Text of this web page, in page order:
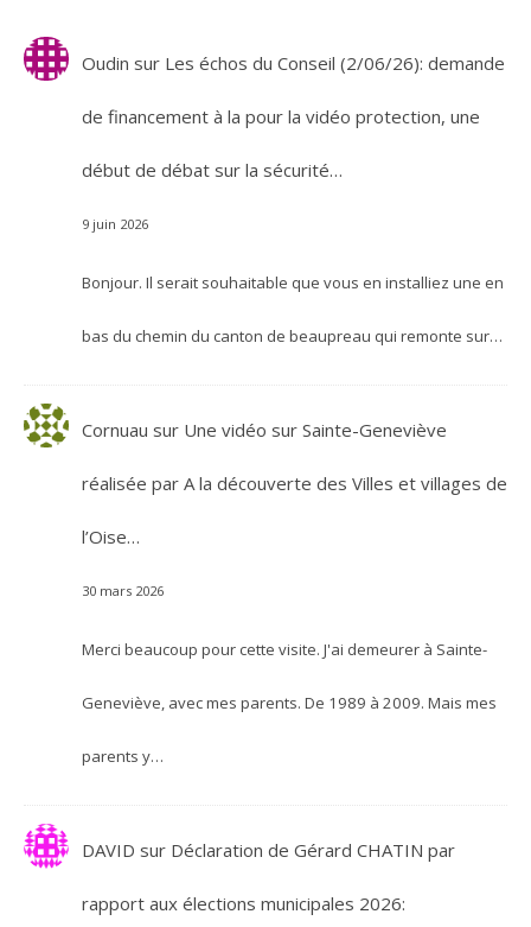
Oudin sur Les échos du Conseil (2/06/26): demande
de financement à la pour la vidéo protection, une
début de débat sur la sécurité…
9 juin 2026
Bonjour. Il serait souhaitable que vous en installiez une en
bas du chemin du canton de beaupreau qui remonte sur…
Cornuau sur Une vidéo sur Sainte-Geneviève
réalisée par A la découverte des Villes et villages de
l’Oise…
30 mars 2026
Merci beaucoup pour cette visite. J'ai demeurer à Sainte-
Geneviève, avec mes parents. De 1989 à 2009. Mais mes
parents y…
DAVID sur Déclaration de Gérard CHATIN par
rapport aux élections municipales 2026: